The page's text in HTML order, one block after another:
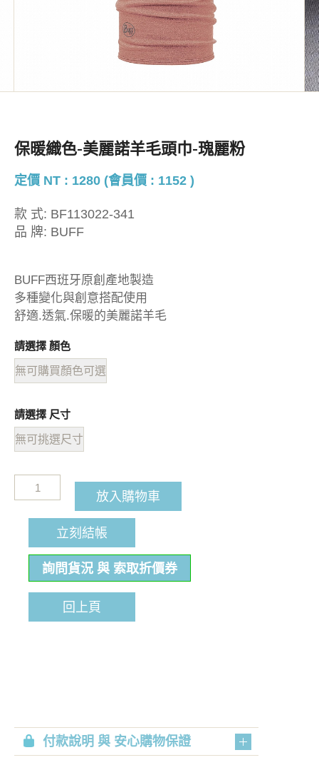
保暖織色-美麗諾羊毛頭巾-瑰麗粉
定價 NT : 1280 (會員價 : 1152 )
款 式: BF113022-341
品 牌: BUFF
BUFF西班牙原創產地製造
多種變化與創意搭配使用
舒適.透氣.保暖的美麗諾羊毛
請選擇 顏色
無可購買顏色可選
請選擇 尺寸
無可挑選尺寸
放入購物車
立刻結帳
詢問貨況 與 索取折價券
回上頁
付款說明 與 安心購物保證